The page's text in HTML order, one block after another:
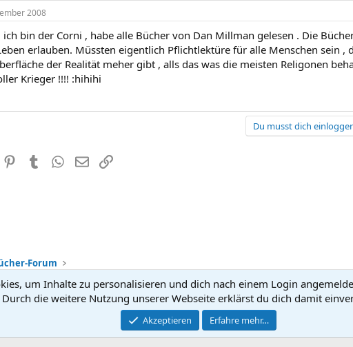
2008
ich bin der Corni , habe alle Bücher von Dan Millman gelesen . Die
erlauben. Müssten eigentlich Pflichtlektüre für alle Menschen sein ,
der Realität meher gibt , alls das was die meisten Religonen
Krieger !!!! :hihihi
Du musst dich
PinterestTumblrWhatsApp
E-MailLink
Forum
Kontakt
Community platform by XenForo ® © 2010-2026 XenForo Ltd.
um Inhalte zu personalisieren und dich nach einem Login
Durch die weitere Nutzung unserer Webseite erklärst du dich damit
Akzeptieren Erfahre mehr…